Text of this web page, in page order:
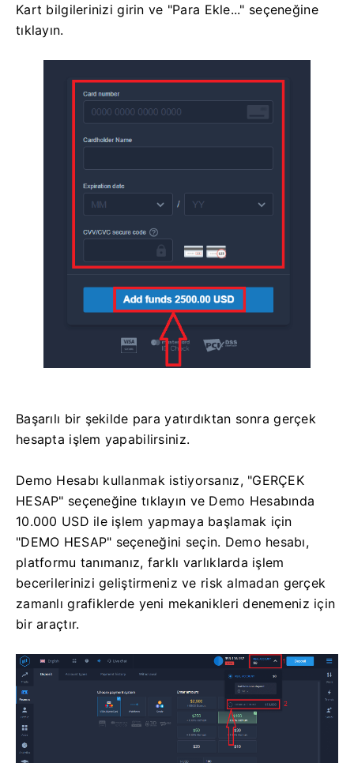
Kart bilgilerinizi girin ve "Para Ekle..." seçeneğine
tıklayın.
Başarılı bir şekilde para yatırdıktan sonra gerçek
hesapta işlem yapabilirsiniz.
Demo Hesabı kullanmak istiyorsanız, "GERÇEK
HESAP" seçeneğine tıklayın ve Demo Hesabında
10.000 USD ile işlem yapmaya başlamak için
"DEMO HESAP" seçeneğini seçin. Demo hesabı,
platformu tanımanız, farklı varlıklarda işlem
becerilerinizi geliştirmeniz ve risk almadan gerçek
zamanlı grafiklerde yeni mekanikleri denemeniz için
bir araçtır.